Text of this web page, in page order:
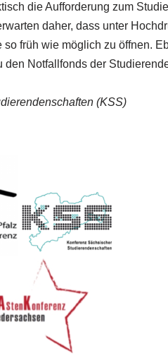
die Aufforderung zum
daher, dass unter
früh wie möglich zu öffnen.
Notfallfonds der
(KSS)